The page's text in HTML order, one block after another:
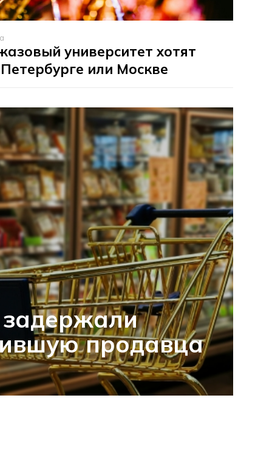
университет хотят
или Москве
продавца